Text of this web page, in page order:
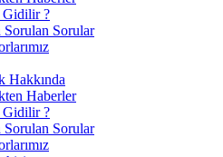
Gidilir ?
Sorulan Sorular
Hakkında
Haberler
Gidilir ?
Sorulan Sorular